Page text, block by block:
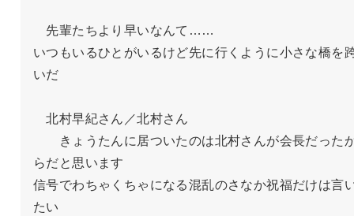
先輩たちより早いなんて……
いつもいるひとがいるけど先に行くように小さな橋を
いだ
北村早紀さん／北村さん
きょうたんに居ついたのは北村さんが会長だった
らだと思います
信号でわちゃくちゃになる混乱のさなか祝福だけは言
たい